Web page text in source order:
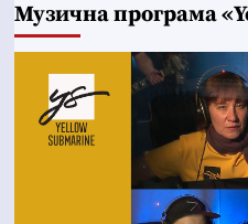
Музична програма